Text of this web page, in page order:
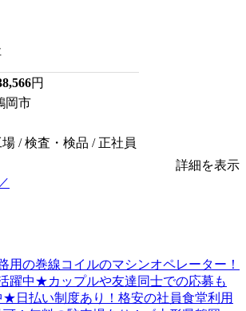
円
岡市
/ 検査・検品 / 正社員
詳細を表示